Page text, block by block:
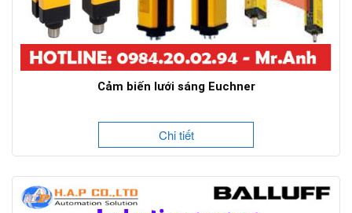
Cảm biến lưới sáng Euchner
Chi tiết